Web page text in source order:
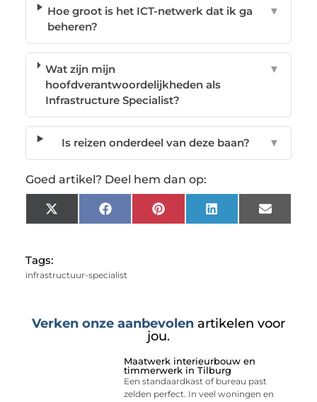
Hoe groot is het ICT-netwerk dat ik ga
beheren?
▼
Wat zijn mijn
hoofdverantwoordelijkheden als
Infrastructure Specialist?
▼
Is reizen onderdeel van deze baan? ▼
Goed artikel? Deel hem dan op:
X
(Twitter)
FacebookPinterest LinkedIn Email
Tags:
infrastructuur-specialist
Verken onze aanbevolen artikelen voor
jou.
Maatwerk interieurbouw en
timmerwerk in Tilburg
Een standaardkast of bureau past
zelden perfect. In veel woningen en